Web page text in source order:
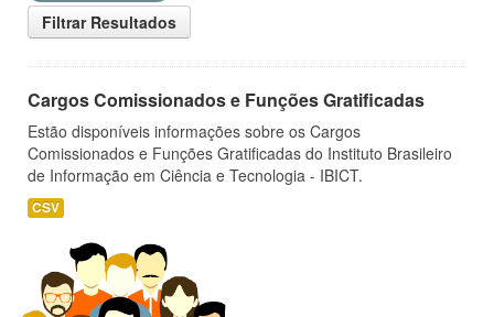
Filtrar Resultados
Cargos Comissionados e Funções Gratificadas
Estão disponíveis informações sobre os Cargos
Comissionados e Funções Gratificadas do Instituto Brasileiro
de Informação em Ciência e Tecnologia - IBICT.
CSV